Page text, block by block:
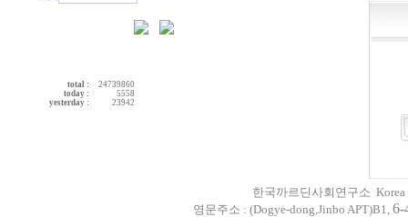
total :
24739860
today :
5558
yesterday :
23942
한국까르딘사회연구소
영문주소 : (Dogye-dong,Jinbo APT)B1, 6-